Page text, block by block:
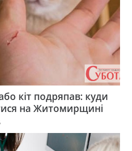
кіт подряпав: куди
на Житомирщині